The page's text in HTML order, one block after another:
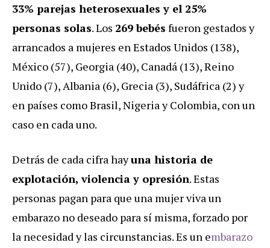
33% parejas heterosexuales y el 25%
personas solas. Los 269 bebés fueron gestados y
arrancados a mujeres en Estados Unidos (138),
México (57), Georgia (40), Canadá (13), Reino
Unido (7), Albania (6), Grecia (3), Sudáfrica (2) y
en países como Brasil, Nigeria y Colombia, con un
caso en cada uno.
Detrás de cada cifra hayuna historia de
explotación, violencia y opresión. Estas
personas pagan para que una mujer viva un
embarazo no deseado para sí misma, forzado por
la necesidad y las circunstancias. Es un embarazo